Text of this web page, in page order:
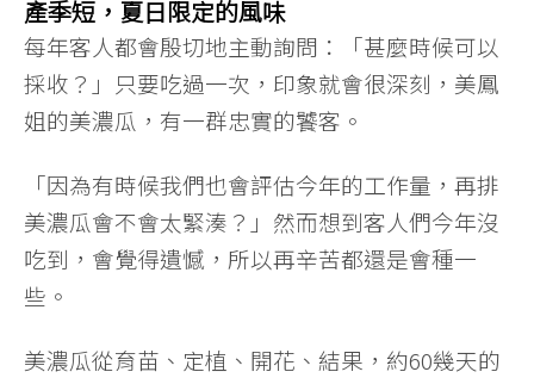
產季短，夏日限定的風味
每年客人都會殷切地主動詢問：「甚麼時候可以
採收？」只要吃過一次，印象就會很深刻，美鳳
姐的美濃瓜，有一群忠實的饕客。
「因為有時候我們也會評估今年的工作量，再排
美濃瓜會不會太緊湊？」然而想到客人們今年沒
吃到，會覺得遺憾，所以再辛苦都還是會種一
些。
美濃瓜從育苗、定植、開花、結果，約60幾天的